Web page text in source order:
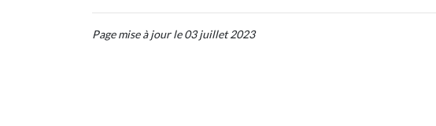
Page mise à jour le 03 juillet 2023